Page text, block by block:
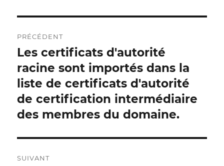
postale
PRÉCÉDENT
Publication
précédente :
Les certificats d'autorité
racine sont importés dans la
liste de certificats d'autorité
de certification intermédiaire
des membres du domaine.
SUIVANT